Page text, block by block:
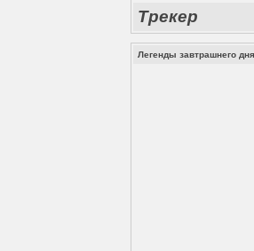
Трекер
Легенды завтрашнего